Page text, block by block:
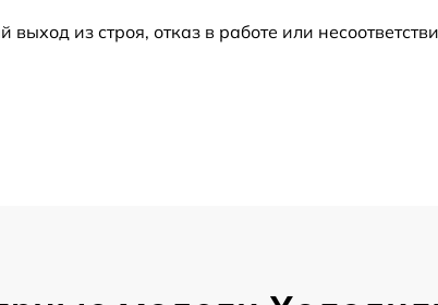
из строя, отказ в работе или